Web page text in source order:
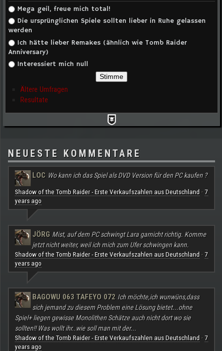
Auswahlmöglichkeiten
Mega geil, freue mich total!
Die ursprünglichen Spiele sollten lieber in Ruhe gelassen
werden
Ich hätte lieber Remakes (ähnlich wie Tomb Raider
Anniversary)
Interessiert mich null
Ältere Umfragen
Resultate
NEUESTE KOMMENTARE
LOC Wo kann ich das Spiel als DVD Version für den PC kaufen ?
Shadow of the Tomb Raider - Erste Verkaufszahlen aus Deutschland · 7
years ago
JÖRG Mist, auf dem PC schwingt Lara garnicht richtig. Komme
jetzt nicht weiter, weil ich mich zum Ufer schwingen kann.
Shadow of the Tomb Raider - Erste Verkaufszahlen aus Deutschland · 7
years ago
BAGOWU 063 TAFEYO 072 Ich möchte,ich wunwüns,dass
sich jemand zu diesem Problem eine Lösung bietet...ohne
Spiel+ liegen gewisse Monolithen Schätze auch nicht dort wo sie
sollten!! Was wollt ihr..wie soll man mit der...
Shadow of the Tomb Raider - Erste Verkaufszahlen aus Deutschland · 7
years ago